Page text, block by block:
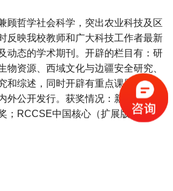
顾哲学社会科学，突出农业科技及区
反映我校教师和广大科技工作者最新
动态的学术期刊。开辟的栏目有：研
物资源、西域文化与边疆安全研究、
和综述，同时开辟有重点课题介绍专
外公开发行。获奖情况：新疆维吾尔
；RCCSE中国核心（扩展版）学术